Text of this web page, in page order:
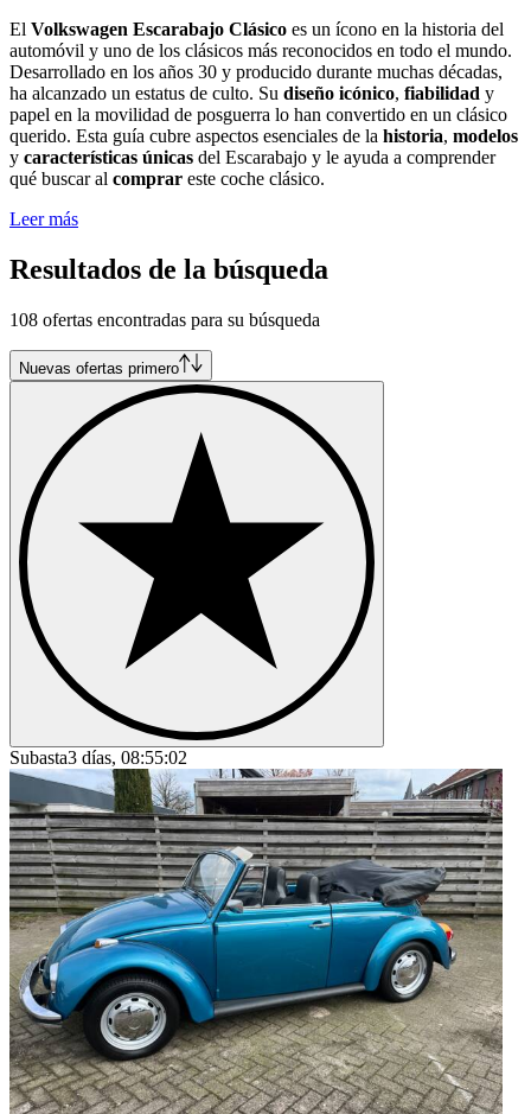
El Volkswagen Escarabajo Clásico es un ícono en la historia del
automóvil y uno de los clásicos más reconocidos en todo el mundo.
Desarrollado en los años 30 y producido durante muchas décadas,
ha alcanzado un estatus de culto. Su diseño icónico, fiabilidad y
papel en la movilidad de posguerra lo han convertido en un clásico
querido. Esta guía cubre aspectos esenciales de la historia, modelos
y características únicas del Escarabajo y le ayuda a comprender
qué buscar al comprar este coche clásico.
Leer más
Resultados de la búsqueda
108 ofertas encontradas para su búsqueda
Nuevas ofertas primero
Subasta3 días, 08:55:02